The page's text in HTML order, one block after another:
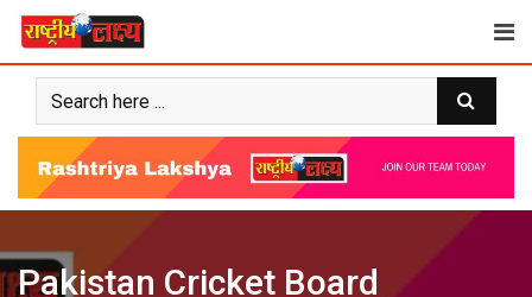
Skip
content
Pakistan Cricket Board